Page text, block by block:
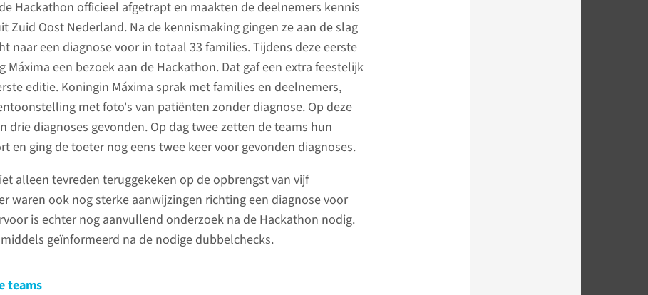
Hackathon officieel afgetrapt en maakten de deelnemers kennis
Zuid Oost Nederland. Na de kennismaking gingen ze aan de slag
naar een diagnose voor in totaal 33 families. Tijdens deze eerste
Máxima een bezoek aan de Hackathon. Dat gaf een extra feestelijk
editie. Koningin Máxima sprak met families en deelnemers,
met foto's van patiënten zonder diagnose. Op deze
drie diagnoses gevonden. Op dag twee zetten de teams hun
en ging de toeter nog eens twee keer voor gevonden diagnoses.
alleen tevreden teruggekeken op de opbrengst van vijf
waren ook nog sterke aanwijzingen richting een diagnose voor
is echter nog aanvullend onderzoek na de Hackathon nodig.
geïnformeerd na de nodige dubbelchecks.
teams